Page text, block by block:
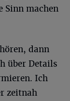
Sinn machen
dann
über Details
Ich
zeitnah